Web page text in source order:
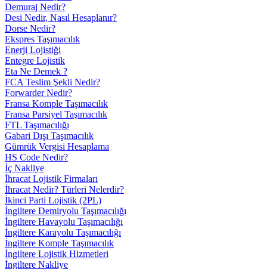
Demuraj Nedir?
Desi Nedir, Nasıl Hesaplanır?
Dorse Nedir?
Ekspres Taşımacılık
Enerji Lojistiği
Entegre Lojistik
Eta Ne Demek ?
FCA Teslim Şekli Nedir?
Forwarder Nedir?
Fransa Komple Taşımacılık
Fransa Parsiyel Taşımacılık
FTL Taşımacılığı
Gabari Dışı Taşımacılık
Gümrük Vergisi Hesaplama
HS Code Nedir?
İç Nakliye
İhracat Lojistik Firmaları
İhracat Nedir? Türleri Nelerdir?
İkinci Parti Lojistik (2PL)
İngiltere Demiryolu Taşımacılığı
İngiltere Havayolu Taşımacılığı
İngiltere Karayolu Taşımacılığı
İngiltere Komple Taşımacılık
İngiltere Lojistik Hizmetleri
İngiltere Nakliye